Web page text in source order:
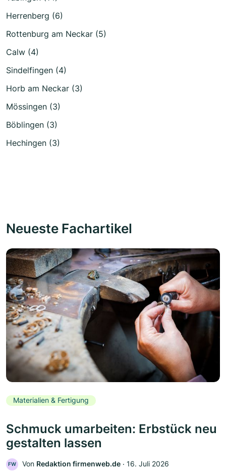
Herrenberg (6)
Rottenburg am Neckar (5)
Calw (4)
Sindelfingen (4)
Horb am Neckar (3)
Mössingen (3)
Böblingen (3)
Hechingen (3)
Neueste Fachartikel
Materialien & Fertigung
Schmuck umarbeiten: Erbstück neu
gestalten lassen
FW Von Redaktion firmenweb.de ‧ 16. Juli 2026